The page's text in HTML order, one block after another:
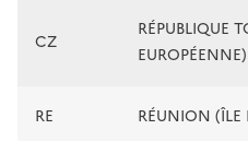
CZ
RÉPUBLIQUE
EUROPÉENNE)
RE RÉUNION (ÎLE